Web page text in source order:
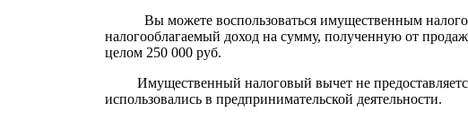
Вы можете воспользоваться имущественным
налогооблагаемый доход на сумму, полученную от
целом 250 000 руб.
Имущественный налоговый вычет не
использовались в предпринимательской деятельности.